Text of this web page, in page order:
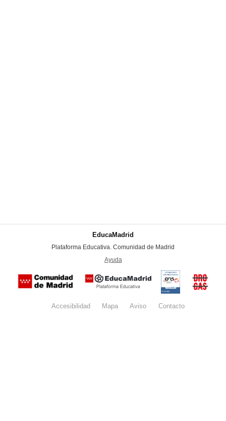
EducaMadrid
Plataforma Educativa. Comunidad de Madrid
Ayuda
Certificación
conformidad
con el
Nacional de
Seguridad
del
Accesibilidad Mapa Aviso legalContacto